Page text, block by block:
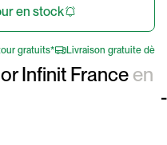
en stock
Livraison gratuite dès 75€
Infinit France en